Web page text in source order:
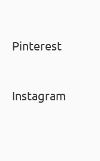
Pinterest
Instagram